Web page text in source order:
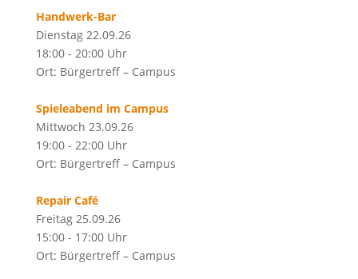
Handwerk-Bar
Dienstag 22.09.26
18:00 - 20:00 Uhr
Ort: Bürgertreff – Campus
Spieleabend im Campus
Mittwoch 23.09.26
19:00 - 22:00 Uhr
Ort: Bürgertreff – Campus
Repair Café
Freitag 25.09.26
15:00 - 17:00 Uhr
Ort: Bürgertreff – Campus